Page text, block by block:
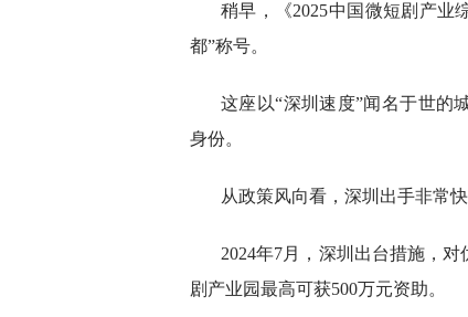
稍早，《2025中国微短剧产业
都”称号。
这座以“深圳速度”闻名于世的
身份。
从政策风向看，深圳出手非常快
2024年7月，深圳出台措施，
剧产业园最高可获500万元资助。